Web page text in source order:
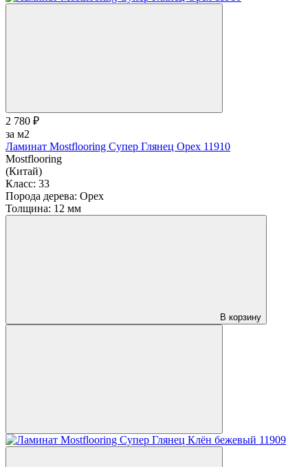
2 780 ₽
за м2
Ламинат Mostflooring Супер Глянец Орех 11910
Mostflooring
(Китай)
Класс: 33
Порода дерева: Орех
Толщина: 12 мм
В корзину